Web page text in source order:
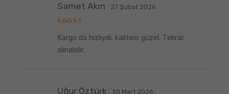
üzerinden
5oy aldı
Samet Akın 27 Şubat 2026
Kargo da hızlıydı. kalitesi güzel. Tekrar
alınabilir.
Uğur Öztürk 20 Mart 2026